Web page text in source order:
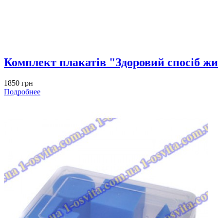
Комплект плакатів "Здоровий спосіб
1850 грн
Подробнее